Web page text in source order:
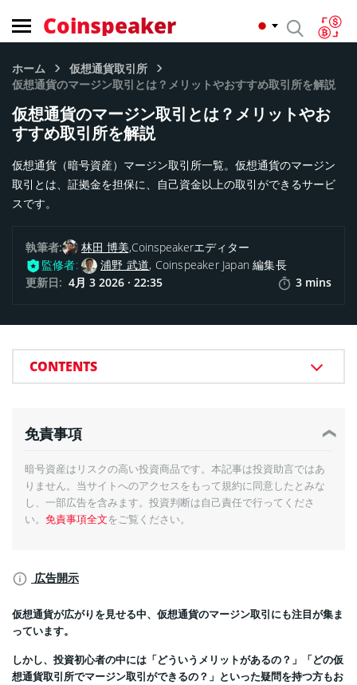
Coinspeaker
ホーム
仮想通貨取引所
仮想通貨のマージン取引とは？メリットやおすすめ取引所を解説
仮想通貨のマージン取引とは？メリットやお
すすめ取引所を解説
仮想通貨（暗号資産）マージン取引所一覧。仮想通貨のマージン
取引とは、証拠金を担保に、自己資金以上の取引ができるサービ
スです。
執筆者: 林田 博美,Coinspeakerエディター
監修者:
浦野 武道, Coinspeaker Japan 編集長
更新日: 4月 3 2026 · 22:35 3 mins
CONTENTS
仮想通貨が広がりを見せる中、仮想通貨のマージン取引にも注目が集ま
っています。
しかし、投資初心者の中には「どういうメリットがあるの？」「どの仮
想通貨取引所でマージン取引ができるの？」といった疑問を持つ方もお
免責事項
暗号資産はリスクの高い投資商品です。本記事は投資助言ではあ
りません。当サイトへのアクセスをもって規約に同意したとみな
し、一部広告を含みます。投資判断は自己責任で行ってくださ
い。 免責事項全文をご覧ください。
広告開示